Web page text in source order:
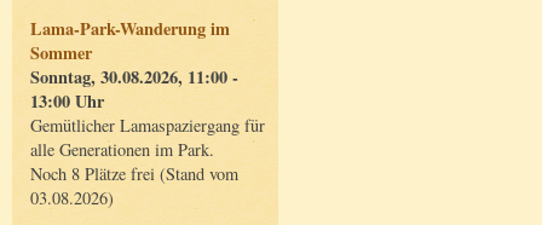
Lama-Park-Wanderung im
Sommer
Sonntag, 30.08.2026, 11:00 -
13:00 Uhr
Gemütlicher Lamaspaziergang für
alle Generationen im Park.
Noch 8 Plätze frei (Stand vom
03.08.2026)